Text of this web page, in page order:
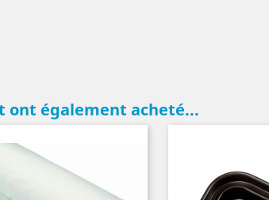
ont également acheté...